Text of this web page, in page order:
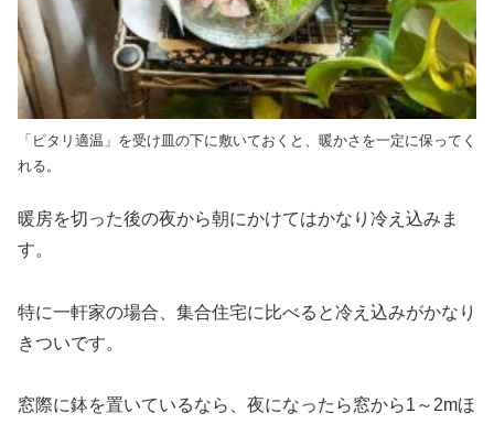
「ピタリ適温」を受け皿の下に敷いておくと、暖かさを一定に保ってく
れる。
暖房を切った後の夜から朝にかけてはかなり冷え込みま
す。
特に一軒家の場合、集合住宅に比べると冷え込みがかなり
きついです。
窓際に鉢を置いているなら、夜になったら窓から1～2mほ